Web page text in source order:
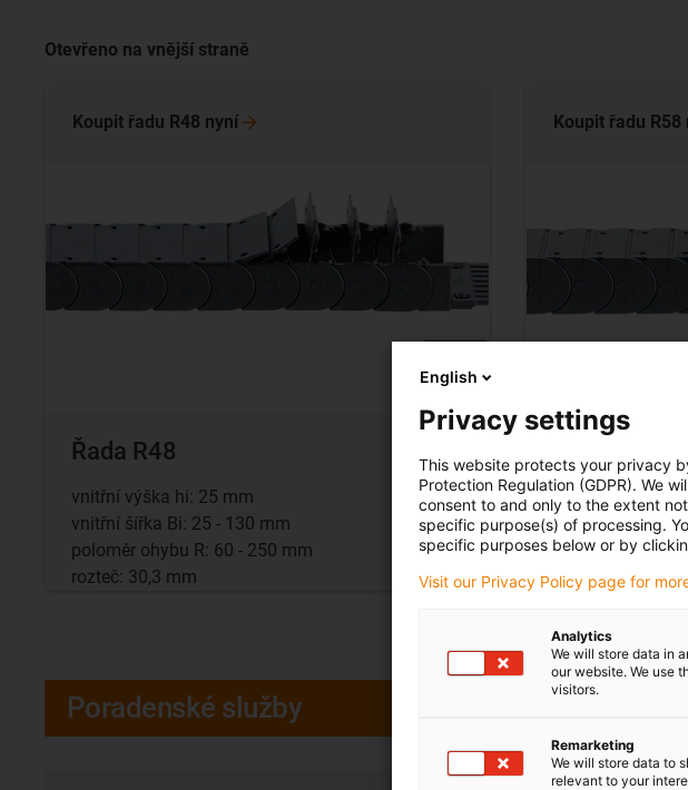
Otevřeno na vnější straně
Řada R48
vnitřní výška hi: 25 mm
vnitřní šířka Bi: 25 - 130 mm
poloměr ohybu R: 60 - 250 mm
rozteč: 30,3 mm
Koupit řadu R48 nyní
Řada R58
vnitřní výška hi:
vnitřní šířka Bi:
poloměr ohybu
rozteč: 33,3 mm
Koupit řadu R58
Poradenské služby
English
Privacy settings
This website protects your privacy
Protection Regulation (GDPR). We
consent to and only to the extent
specific purpose(s) of processing.
specific purposes below or by
Visit our Privacy Policy page for
Analytics
We will store data in
our website. We use
visitors.
Remarketing
We will store data to
relevant to your